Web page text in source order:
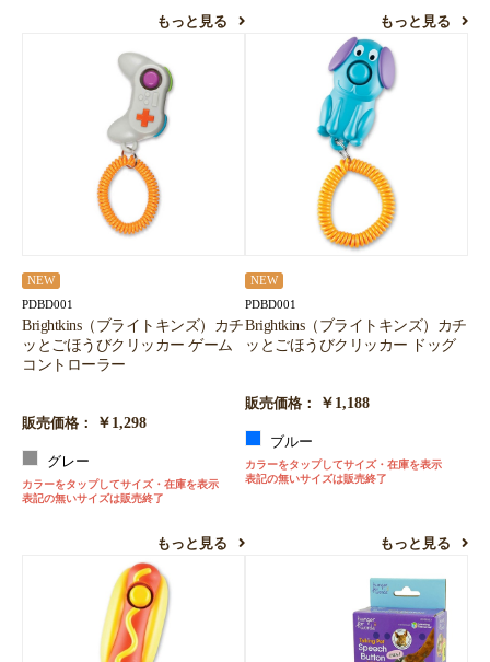
もっと見る もっと見る
NEW
PDBD001
Brightkins（ブライトキンズ）カチ
ッとごほうびクリッカー ゲーム
コントローラー
販売価格： ￥1,298
グレー
カラーをタップしてサイズ・在庫を表示
表記の無いサイズは販売終了
もっと見る
NEW
PDBD001
Brightkins（ブライトキンズ）カチ
ッとごほうびクリッカー ドッグ
販売価格： ￥1,188
ブルー
カラーをタップしてサイズ・在庫を表示
表記の無いサイズは販売終了
もっと見る